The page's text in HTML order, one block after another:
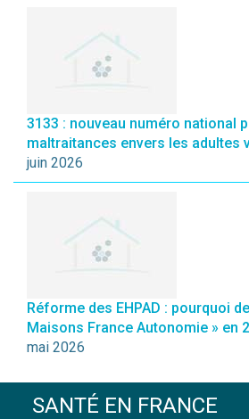
3133 : nouveau numéro national
maltraitances envers les adultes
juin 2026
Réforme des EHPAD : pourquoi
Maisons France Autonomie » en
mai 2026
SANTÉ EN FRANCE